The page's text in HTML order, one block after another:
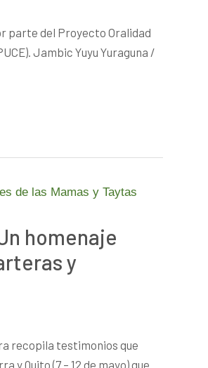
parte del Proyecto Oralidad
Jambic Yuyu Yuraguna /
homenaje
y
recopila testimonios que
Quito (7 – 12 de mayo) que